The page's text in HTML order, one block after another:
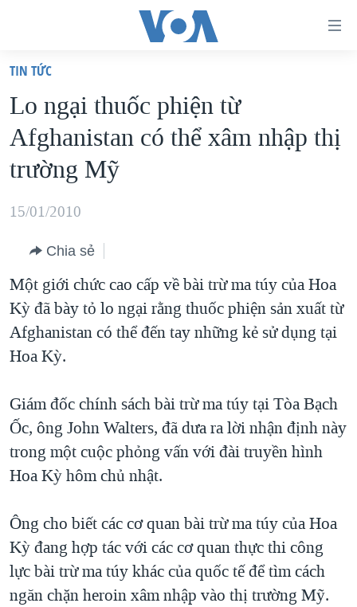
truy
cập
Tới
nội
chính
hướng
chính
Đi
tới
VIỆT NAM
HOA KỲ
BIỂN ĐÔNG
THẾ GIỚI
DIỄN ĐÀN
MỤC
TỰ DO BÁO CHÍ
VẠCH TRẦN TIN GIẢ
ĐỜI SỐNG
KINH TẾ
KHOA HỌC
SỨC KHOẺ
VĂN HOÁ
THỂ THAO
GIÁO DỤC
CHUYÊN ĐỀ
CHIẾN TRANH THƯƠNG MẠI CỦA MỸ: QUÁ KHỨ VÀ HIỆN
TẠI
GIẢI MÃ VÀNH ĐAI & CON ĐƯỜNG
NGÀY TỊ NẠN THẾ GIỚI
GROUND ZERO – XƯA VÀ NAY
CHI PHÍ CHIẾN TRANH AFGHANISTAN
CÁC GIÁ TRỊ CỘNG HÒA Ở VIỆT NAM
HỌC TIẾNG ANH
NGHE
MẠNG XÃ HỘI
Ngôn ngữ khác
TIN TỨC
Lo ngại thuốc phiện từ
Afghanistan có thể xâm nhập thị
trường Mỹ
15/01/2010
Chia sẻ
Một giới chức cao cấp về bài trừ ma túy của Hoa
Kỳ đã bày tỏ lo ngại rằng thuốc phiện sản xuất từ
Afghanistan có thể đến tay những kẻ sử dụng tại
Hoa Kỳ.
Giám đốc chính sách bài trừ ma túy tại Tòa Bạch
Ốc, ông John Walters, đã dưa ra lời nhận định này
trong một cuộc phỏng vấn với đài truyền hình
Hoa Kỳ hôm chủ nhật.
Ông cho biết các cơ quan bài trừ ma túy của Hoa
Kỳ đang hợp tác với các cơ quan thực thi công
lực bài trừ ma túy khác của quốc tế để tìm cách
ngăn chặn heroin xâm nhập vào thị trường Mỹ.